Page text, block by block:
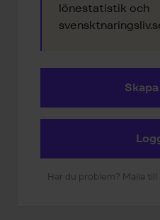
lönestatistik och
Har du problem? Maila till